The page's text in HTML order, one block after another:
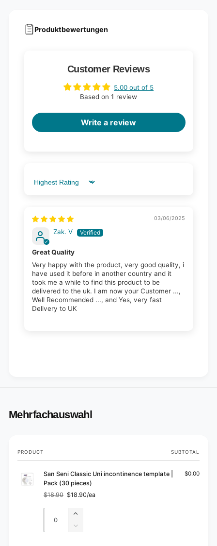
Produktbewertungen
Customer Reviews
5.00 out of 5
Based on 1 review
Write a review
Sort by
03/06/2025
Zak. V
Great Quality
Very happy with the product, very good quality, i
have used it before in another country and it
took me a while to find this product to be
delivered to the uk. I am now your Customer ...,
Well Recommended ..., and Yes, very fast
Delivery to UK
Mehrfachauswahl
Your
cart
PRODUCT SUBTOTAL
San Seni Classic Uni incontinence template |
Pack (30 pieces)
Regular
price
$18.90
Sale
price
$18.90/ea
$0.00
Quantity
Increase
quantity
Decrease